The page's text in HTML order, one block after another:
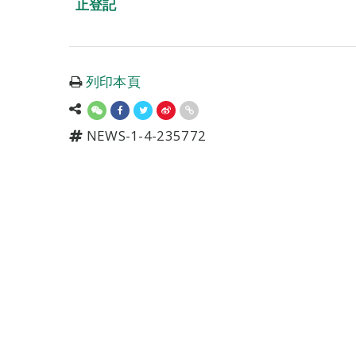
止登記
列印本頁
NEWS-1-4-235772